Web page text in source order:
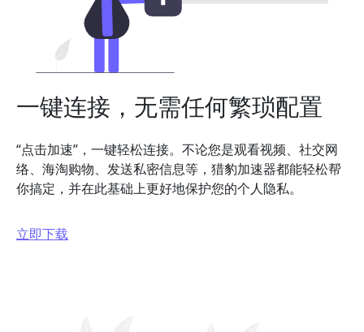
一键连接，无需任何繁琐配置
“点击加速”，一键轻松连接。不论您是观看视频、社交网
络、海淘购物、发送私密信息等，猎豹加速器都能轻松帮
你搞定，并在此基础上更好地保护您的个人隐私。
立即下载